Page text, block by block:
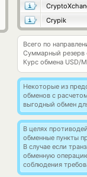
Crypik
Всего по
Суммарный резерв
Курс обмена USD/
Некоторые из
обменов с
выгодный обмен
В целях
обменные пункты
В случае если
обменную
соблюдения